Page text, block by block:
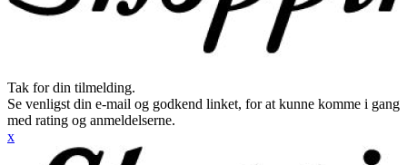
Tak for din tilmelding.
Se venligst din e-mail og godkend linket, for at kunne komme i gang
med rating og anmeldelserne.
x